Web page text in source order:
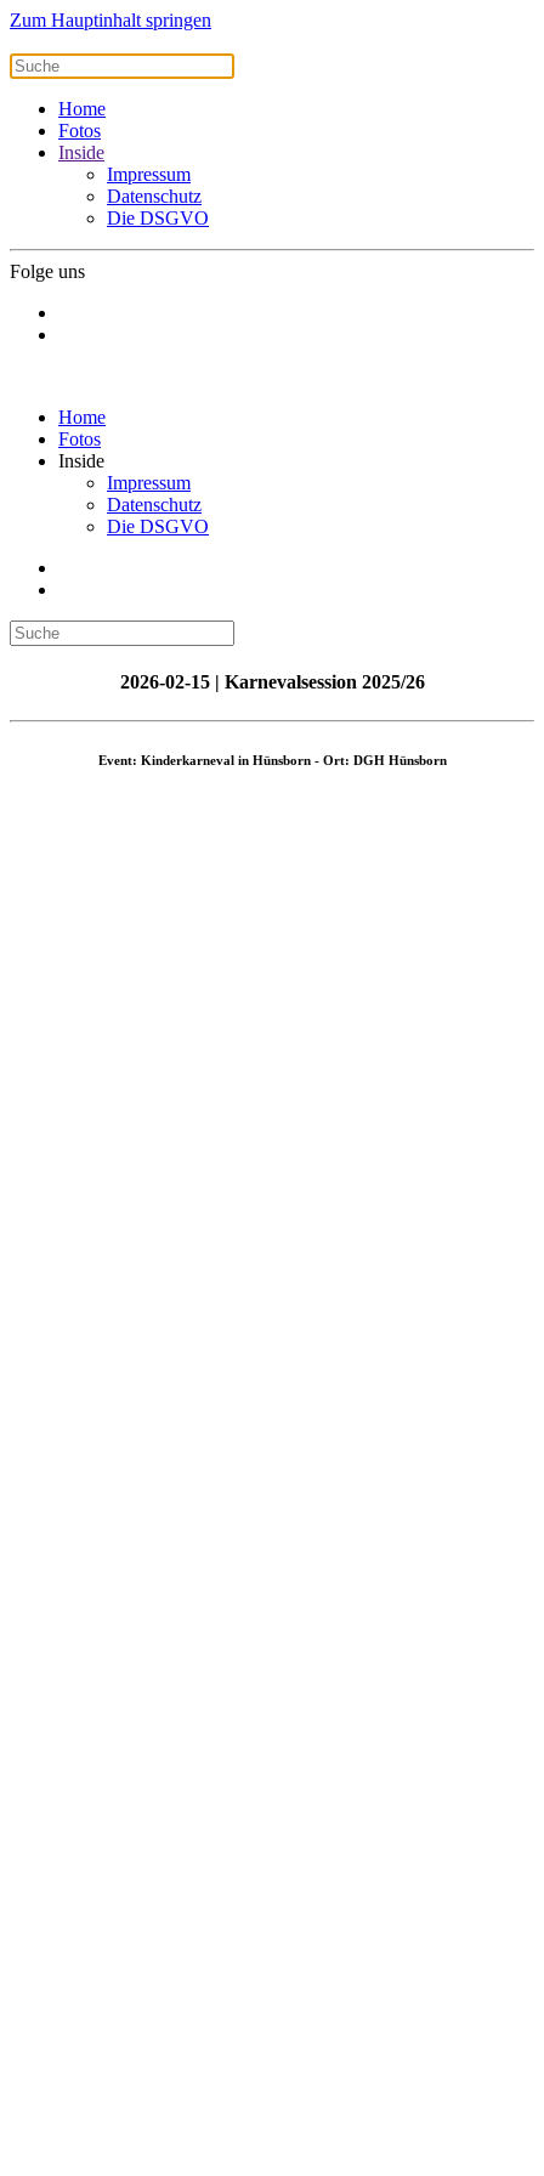
Zum Hauptinhalt springen
Home
Fotos
Inside
Impressum
Datenschutz
Die DSGVO
Folge uns
Home
Fotos
Inside
Impressum
Datenschutz
Die DSGVO
2026-02-15 | Karnevalsession 2025/26
Event: Kinderkarneval in Hünsborn - Ort: DGH Hünsborn